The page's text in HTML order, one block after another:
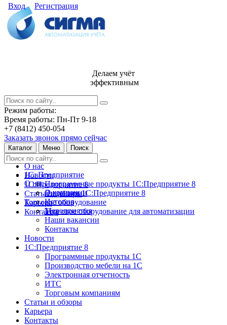
Вход Регистрация
Делаем учёт
эффективным
Режим работы:
Время работы: Пн-Пт 9-18
+7 (8412) 450-054
Заказать звонок прямо сейчас
Каталог Меню Поиск
О нас
Новости
1С:Предприятие 8
Статьи и обзоры
Карьера
Контакты
1С: Предприятие
Программные продукты 1С:Предприятие 8
Лицензии 1С:Предприятие 8
Торговое оборудование
Торговое оборудование для автоматизации
О нас
О компании
История
Мероприятия
Наши вакансии
Контакты
Новости
1С:Предприятие 8
Программные продукты 1С
Производство мебели на 1С
Электронная отчетность
ИТС
Торговым компаниям
Статьи и обзоры
Карьера
Контакты